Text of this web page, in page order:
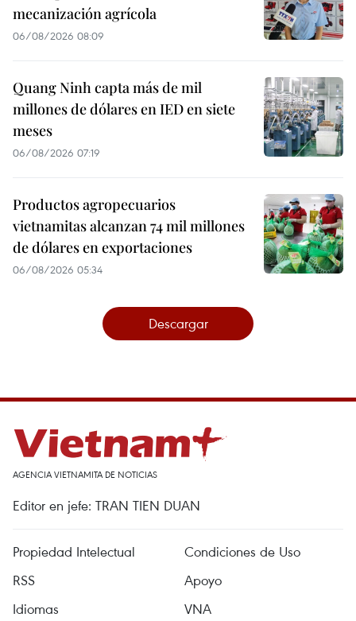
mecanización agrícola
06/08/2026 08:09
Quang Ninh capta más de mil
millones de dólares en IED en siete
meses
06/08/2026 07:19
Productos agropecuarios
vietnamitas alcanzan 74 mil millones
de dólares en exportaciones
06/08/2026 05:34
Descargar
AGENCIA VIETNAMITA DE NOTICIAS
Editor en jefe: TRAN TIEN DUAN
Propiedad Intelectual
Condiciones de Uso
RSS
Apoyo
Idiomas
VNA